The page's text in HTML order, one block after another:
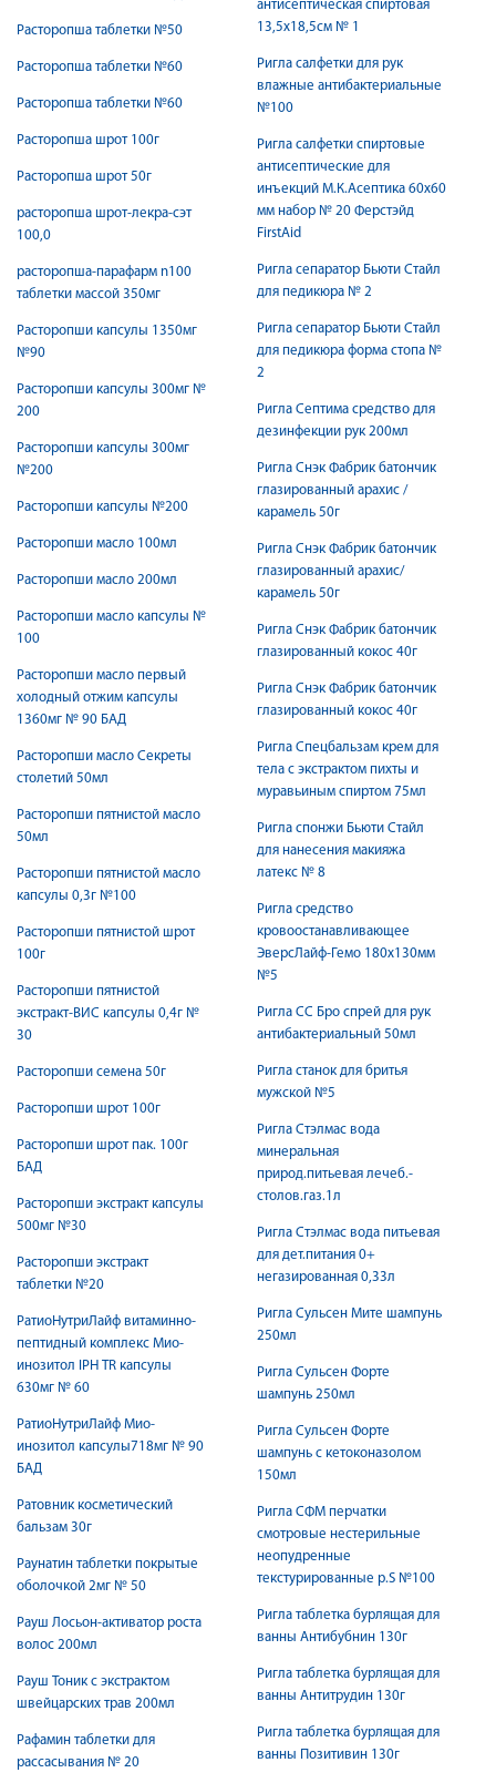
Расторопша таблетки №50
Расторопша таблетки №60
Расторопша таблетки №60
Расторопша шрот 100г
Расторопша шрот 50г
расторопша шрот-лекра-сэт
100,0
расторопша-парафарм n100
таблетки массой 350мг
Расторопши капсулы 1350мг
№90
Расторопши капсулы 300мг №
200
Расторопши капсулы 300мг
№200
Расторопши капсулы №200
Расторопши масло 100мл
Расторопши масло 200мл
Расторопши масло капсулы №
100
Расторопши масло первый
холодный отжим капсулы
1360мг № 90 БАД
Расторопши масло Секреты
столетий 50мл
Расторопши пятнистой масло
50мл
Расторопши пятнистой масло
капсулы 0,3г №100
Расторопши пятнистой шрот
100г
Расторопши пятнистой
экстракт-ВИС капсулы 0,4г №
30
Расторопши семена 50г
Расторопши шрот 100г
Расторопши шрот пак. 100г
БАД
Расторопши экстракт капсулы
500мг №30
Расторопши экстракт
таблетки №20
РатиоНутриЛайф витаминно-
пептидный комплекс Мио-
инозитол IPH TR капсулы
630мг № 60
РатиоНутриЛайф Мио-
инозитол капсулы718мг № 90
БАД
Ратовник косметический
бальзам 30г
Раунатин таблетки покрытые
оболочкой 2мг № 50
Рауш Лосьон-активатор роста
волос 200мл
Рауш Тоник с экстрактом
швейцарских трав 200мл
Рафамин таблетки для
рассасывания № 20
антисептическая спиртовая
13,5х18,5см № 1
Ригла салфетки для рук
влажные антибактериальные
№100
Ригла салфетки спиртовые
антисептические для
инъекций М.К.Асептика 60х60
мм набор № 20 Ферстэйд
FirstAid
Ригла сепаратор Бьюти Стайл
для педикюра № 2
Ригла сепаратор Бьюти Стайл
для педикюра форма стопа №
2
Ригла Септима средство для
дезинфекции рук 200мл
Ригла Снэк Фабрик батончик
глазированный арахис /
карамель 50г
Ригла Снэк Фабрик батончик
глазированный арахис/
карамель 50г
Ригла Снэк Фабрик батончик
глазированный кокос 40г
Ригла Снэк Фабрик батончик
глазированный кокос 40г
Ригла Спецбальзам крем для
тела с экстрактом пихты и
муравьиным спиртом 75мл
Ригла спонжи Бьюти Стайл
для нанесения макияжа
латекс № 8
Ригла средство
кровоостанавливающее
ЭверсЛайф-Гемо 180х130мм
№5
Ригла СС Бро спрей для рук
антибактериальный 50мл
Ригла станок для бритья
мужской №5
Ригла Стэлмас вода
минеральная
природ.питьевая лечеб.-
столов.газ.1л
Ригла Стэлмас вода питьевая
для дет.питания 0+
негазированная 0,33л
Ригла Сульсен Мите шампунь
250мл
Ригла Сульсен Форте
шампунь 250мл
Ригла Сульсен Форте
шампунь с кетоконазолом
150мл
Ригла СФМ перчатки
смотровые нестерильные
неопудренные
текстурированные р.S №100
Ригла таблетка бурлящая для
ванны Антибубнин 130г
Ригла таблетка бурлящая для
ванны Антитрудин 130г
Ригла таблетка бурлящая для
ванны Позитивин 130г